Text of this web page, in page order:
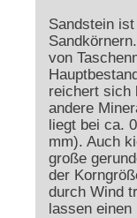
Sandstein
von
reichert sich
andere
liegt bei ca.
mm). Auch
große
der
durch Wind
lassen